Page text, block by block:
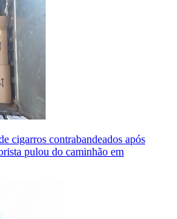
cigarros contrabandeados após
pulou do caminhão em